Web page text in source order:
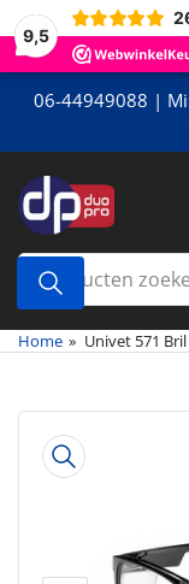
9,5
Meteen
naar
de
content06-44949088 |
Producten
zoeken
Home » Univet 571
naar